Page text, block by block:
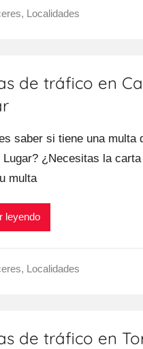
, Localidades
de tráfico en
saber ѕi tiene una multa
Lugar? ¿Necesitas la
multa
leyendo
, Localidades
de tráfico en